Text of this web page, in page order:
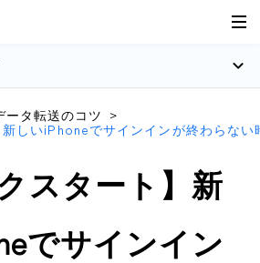
ータ転送のコツ
>
新しいiPhoneでサインインが終わらない
スタート】新
でサインイン